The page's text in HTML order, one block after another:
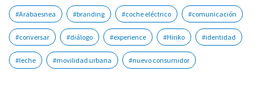
#Arabaesnea #branding #coche eléctrico #comunicación
#conversar #diálogo #experience #Hiriko #identidad
#leche #movilidad urbana #nuevo consumidor